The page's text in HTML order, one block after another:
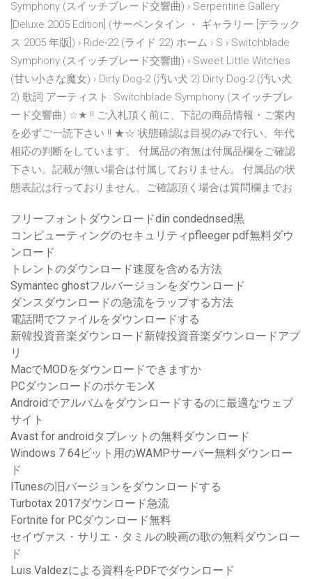
Symphony (スイッチブレード交響曲) › Serpentine Gallery
[Deluxe 2005 Edition] (サーペンタイン ・ ギャラリー [デラック
ス 2005 年版]) › Ride-22 (ライド 22) ホーム › S › Switchblade
Symphony (スイッチブレード交響曲) › Sweet Little Witches
(甘い小さな魔女) › Dirty Dog-2 (汚い犬 2) Dirty Dog-2 (汚い犬
2) 歌詞 アーティスト: Switchblade Symphony (スイッチブレ
ード交響曲) ☆★ !! ご入札頂く前に、下記の商品情報・ご案内
を必ずご一読下さい !! ★☆ 状態確認は目視のみで行い、年代
相応の判断をしています。 付属品の有無は付属品欄をご確認
下さい。記載が無い場合は付属しておりません。 付属品の状
態表記は行っておりません。ご確認頂く場合は質問欄までお
フリーフォントダウンロードdin condednsed黒
コンピューティングのセキュリティpfleeger pdf無料ダウ
ンロード
トレントのダウンロード速度を含める方法
Symantec ghostフルバージョンをダウンロード
ダンスダウンロードの急流をラップする方法
電話間でファイルをダウンロードする
新韓投資音楽ダウンロード新韓投資音楽ダウンロードアプ
リ
MacでMODをダウンロードできますか
PCダウンロードのポケモンX
Androidでアルバムをダウンロードするのに最適なウェブ
サイト
Avast for androidタブレットの無料ダウンロード
Windows 7 64ビット用のWAMPサーバー無料ダウンロー
ド
ITunesの旧バージョンをダウンロードする
Turbotax 2017ダウンロード急流
Fortnite for PCダウンロード無料
セイヴァス・サリエ・タミルの映画の歌の無料ダウンロー
ド
Luis Valdezによる資料をPDFでダウンロード